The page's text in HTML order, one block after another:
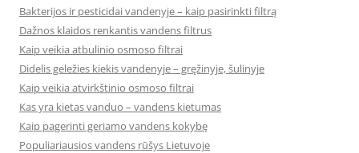
Bakterijos ir pesticidai vandenyje – kaip pasirinkti filtrą
Dažnos klaidos renkantis vandens filtrus
Kaip veikia atbulinio osmoso filtrai
Didelis geležies kiekis vandenyje – gręžinyje, šulinyje
Kaip veikia atvirkštinio osmoso filtrai
Kas yra kietas vanduo – vandens kietumas
Kaip pagerinti geriamo vandens kokybę
Populiariausios vandens rūšys Lietuvoje